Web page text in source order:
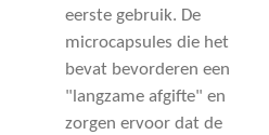
eerste gebruik. De
microcapsules die het
bevat bevorderen een
"langzame afgifte" en
zorgen ervoor dat de